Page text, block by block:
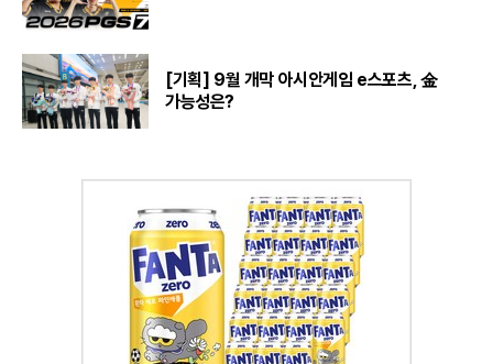
[기획] 9월 개막 아시안게임 e스포츠, 金
가능성은?